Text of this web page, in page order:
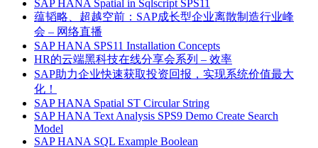
SAP HANA Spatial in Sqlscript SPS11
蕴韬略、超越空前：SAP成长型企业离散制造行业峰
会 – 网络直播
SAP HANA SPS11 Installation Concepts
HR的云端黑科技在线分享会系列 – 效率
SAP助力企业快速获取投资回报，实现系统价值最大
化！
SAP HANA Spatial ST Circular String
SAP HANA Text Analysis SPS9 Demo Create Search
Model
SAP HANA SQL Example Boolean